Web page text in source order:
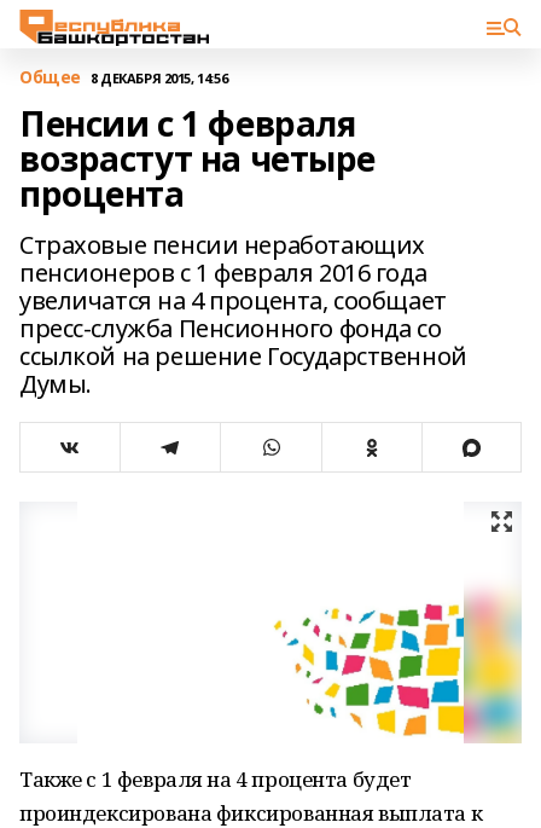
Общее 8 ДЕКАБРЯ 2015, 14:56
Пенсии с 1 февраля
возрастут на четыре
процента
Страховые пенсии неработающих
пенсионеров с 1 февраля 2016 года
увеличатся на 4 процента, сообщает
пресс-служба Пенсионного фонда со
ссылкой на решение Государственной
Думы.
Также с 1 февраля на 4 процента будет
проиндексирована фиксированная выплата к